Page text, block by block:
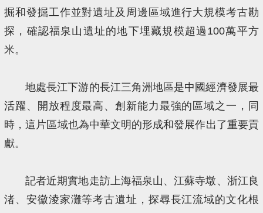
掘和發掘工作並對遺址及周邊區域進行大規模考古勘
探，確認福泉山遺址的地下埋藏規模超過100萬平方
米。
地處長江下游的長江三角洲地區是中國經濟發展最
活躍、開放程度最高、創新能力最強的區域之一，同
時，這片區域也為中華文明的形成和發展作出了重要貢
獻。
記者近期實地走訪上海福泉山、江蘇寺墩、浙江良
渚、安徽淩家灘等考古遺址，探尋長江流域的文化根